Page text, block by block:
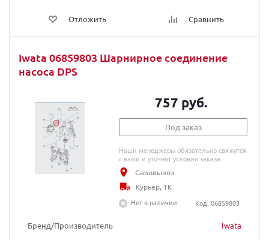
Отложить Сравнить
Iwata 06859803 Шарнирное соединение
насоса DPS
Бренд/Производитель Iwata
757 руб.
Под заказ
Наши менеджеры обязательно свяжутся
с вами и уточнят условия заказа
Самовывоз
Курьер, ТК
Нет в наличии
Код: 06859803